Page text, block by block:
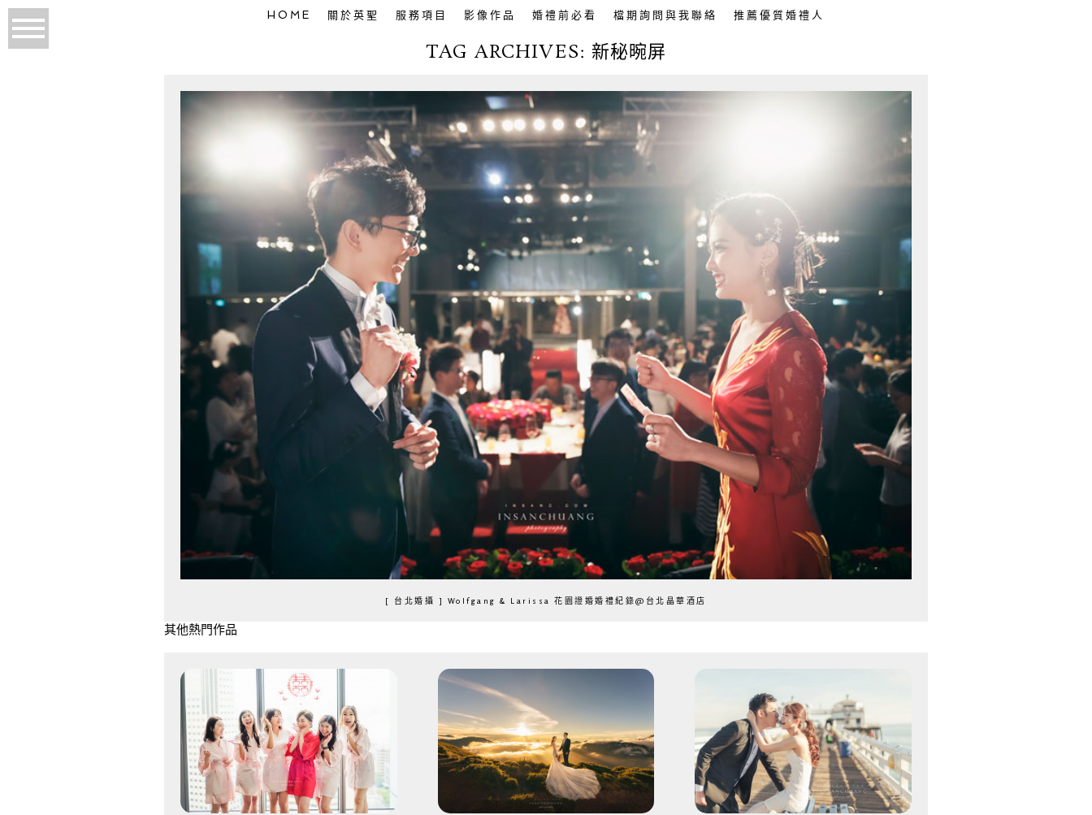
HOME 關於英聖 服務項目 影像作品 婚禮前必看 檔期詢問與我聯絡 推薦優質婚禮人
TAG ARCHIVES: 新秘晼屏
[ 台北婚攝 ] Wolfgang & Larissa 花園證婚婚禮紀錄@台北晶華酒店
其他熱門作品